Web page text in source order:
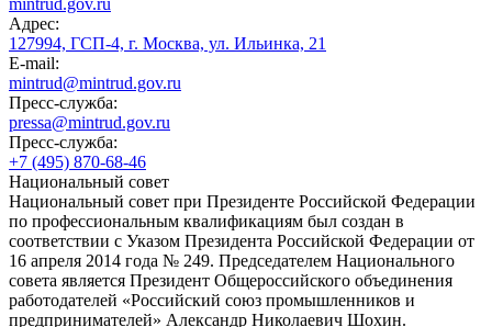
mintrud.gov.ru
Адрес:
127994, ГСП-4, г. Москва, ул. Ильинка, 21
E-mail:
mintrud@mintrud.gov.ru
Пресс-служба:
pressa@mintrud.gov.ru
Пресс-служба:
+7 (495) 870-68-46
Национальный совет
Национальный совет при Президенте Российской Федерации
по профессиональным квалификациям был создан в
соответствии с Указом Президента Российской Федерации от
16 апреля 2014 года № 249. Председателем Национального
совета является Президент Общероссийского объединения
работодателей «Российский союз промышленников и
предпринимателей» Александр Николаевич Шохин.